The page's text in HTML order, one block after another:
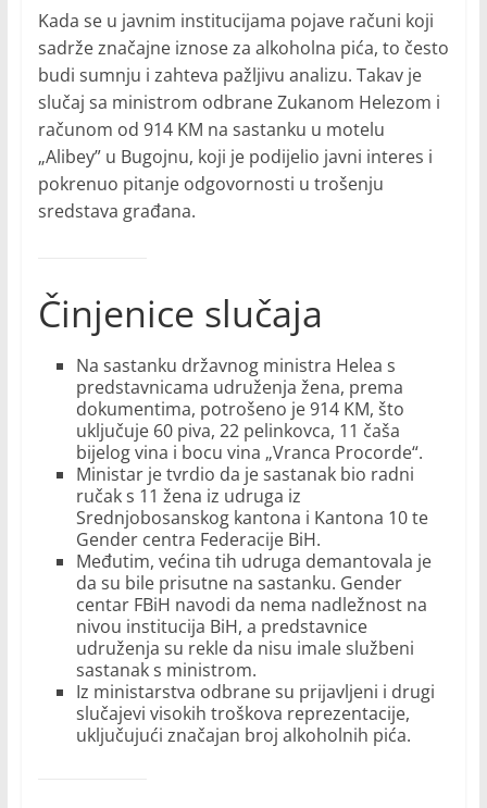
Kada se u javnim institucijama pojave računi koji
sadrže značajne iznose za alkoholna pića, to često
budi sumnju i zahteva pažljivu analizu. Takav je
slučaj sa ministrom odbrane Zukanom Helezom i
računom od 914 KM na sastanku u motelu
„Alibey” u Bugojnu, koji je podijelio javni interes i
pokrenuo pitanje odgovornosti u trošenju
sredstava građana.
Činjenice slučaja
Na sastanku državnog ministra Helea s
predstavnicama udruženja žena, prema
dokumentima, potrošeno je 914 KM, što
uključuje 60 piva, 22 pelinkovca, 11 čaša
bijelog vina i bocu vina „Vranca Procorde“.
Ministar je tvrdio da je sastanak bio radni
ručak s 11 žena iz udruga iz
Srednjobosanskog kantona i Kantona 10 te
Gender centra Federacije BiH.
Međutim, većina tih udruga demantovala je
da su bile prisutne na sastanku. Gender
centar FBiH navodi da nema nadležnost na
nivou institucija BiH, a predstavnice
udruženja su rekle da nisu imale službeni
sastanak s ministrom.
Iz ministarstva odbrane su prijavljeni i drugi
slučajevi visokih troškova reprezentacije,
uključujući značajan broj alkoholnih pića.